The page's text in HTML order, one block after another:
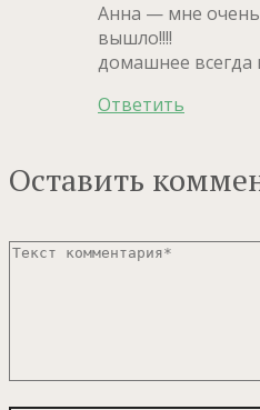
Анна — мне очень
вышло!!!!
домашнее всегда
Ответить
Оставить